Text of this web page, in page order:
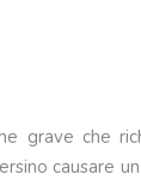
che
causare